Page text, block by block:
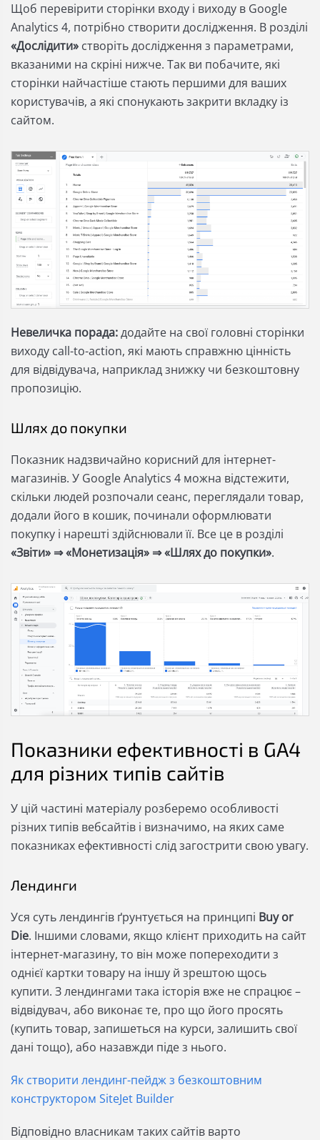
Щоб перевірити сторінки входу і виходу в Google
Analytics 4, потрібно створити дослідження. В розділі
«Дослідити» створіть дослідження з параметрами,
вказаними на скріні нижче. Так ви побачите, які
сторінки найчастіше стають першими для ваших
користувачів, а які спонукають закрити вкладку із
сайтом.
Невеличка порада:додайте на свої головні сторінки
виходу call-to-action, які мають справжню цінність
для відвідувача, наприклад знижку чи безкоштовну
пропозицію.
Шлях до покупки
Показник надзвичайно корисний для інтернет-
магазинів. У Google Analytics 4 можна відстежити,
скільки людей розпочали сеанс, переглядали товар,
додали його в кошик, починали оформлювати
покупку і нарешті здійснювали її. Все це в розділі
«Звіти» ⇒ «Монетизація» ⇒ «Шлях до покупки».
Показники ефективності в GA4
для різних типів сайтів
У цій частині матеріалу розберемо особливості
різних типів вебсайтів і визначимо, на яких саме
показниках ефективності слід загострити свою увагу.
Лендинги
Уся суть лендингів ґрунтується на принципі Buy or
Die. Іншими словами, якщо клієнт приходить на сайт
інтернет-магазину, то він може попереходити з
однієї картки товару на іншу й зрештою щось
купити. З лендингами така історія вже не спрацює –
відвідувач, або виконає те, про що його просять
(купить товар, запишеться на курси, залишить свої
дані тощо), або назавжди піде з нього.
Як створити лендинг-пейдж з безкоштовним
конструктором SiteJet Builder
Відповідно власникам таких сайтів варто